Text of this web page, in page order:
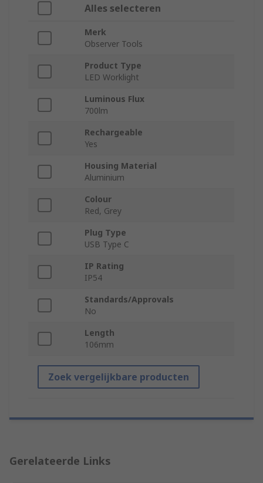
Alles selecteren
Merk
Observer Tools
Product Type
LED Worklight
Luminous Flux
700lm
Rechargeable
Yes
Housing Material
Aluminium
Colour
Red, Grey
Plug Type
USB Type C
IP Rating
IP54
Standards/Approvals
No
Length
106mm
Zoek vergelijkbare producten
Gerelateerde Links